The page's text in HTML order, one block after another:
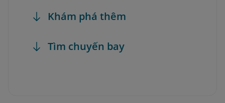
Khám phá thêm
Tìm chuyến bay